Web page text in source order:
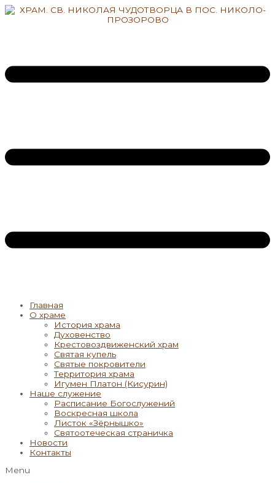
Перейти
Главная
О храме
История храма
Духовенство
Крестовоздвиженский храм
Святая купель
Святые покровители
Территория храма
Игумен Платон (Кисурин)
Наше служение
Расписание Богослужений
Воскресная школа
Листок «Зёрнышко»
Святоотеческая страничка
Новости
Контакты
Menu